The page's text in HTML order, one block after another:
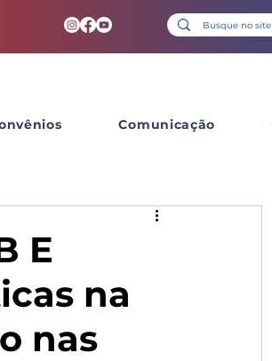
Comunicação
E
na
nas